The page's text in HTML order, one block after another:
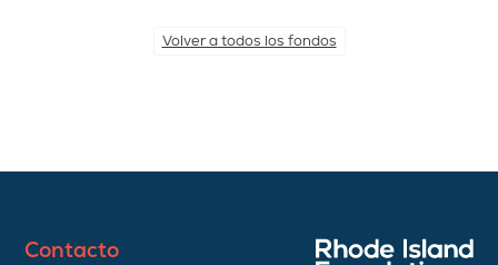
Volver a todos los fondos
Contacto